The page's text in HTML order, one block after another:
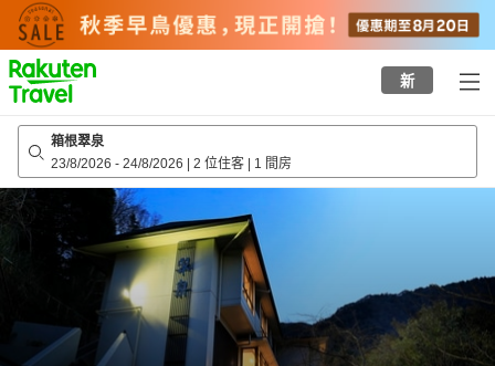
to
top
page
新
箱根翠泉
23/8/2026 - 24/8/2026 | 2 位住客 | 1 間房